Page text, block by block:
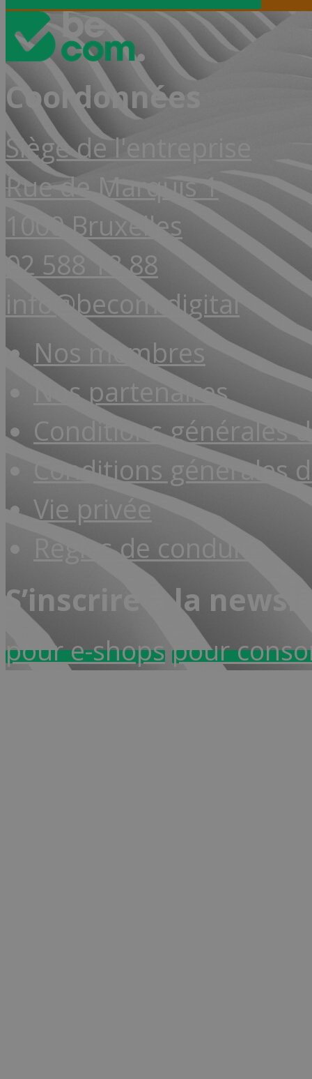
Coordonnées
Siège de l'entreprise
Rue de Marquis 1
1000 Bruxelles
02 588 18 88
info@becom.digital
Nos membres
Nos partenaires
Conditions générales
Conditions générales
Vie privée
Règles de conduite
S’inscrire à la
pour e-shopspour